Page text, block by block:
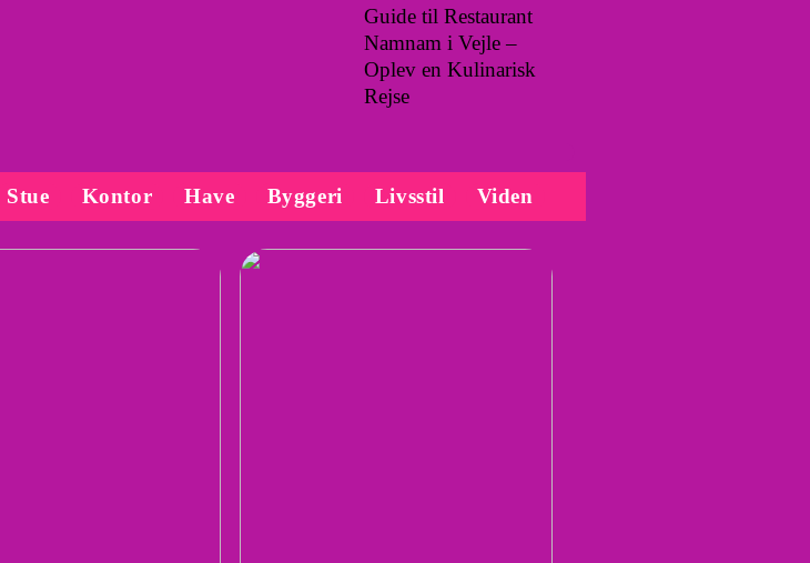
Guide til Restaurant
Namnam i Vejle –
Oplev en Kulinarisk
Rejse
Stue Kontor Have Byggeri Livsstil Viden